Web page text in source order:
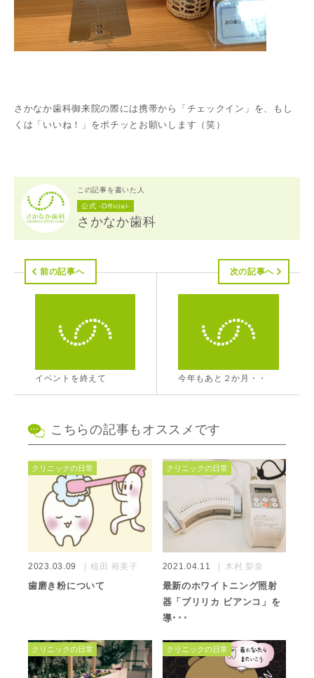
さかなか歯科御来院の際には携帯から「チェックイン」を、もし
くは「いいね！」をポチッとお願いします（笑）
この記事を書いた人
公式 -Official-
さかなか歯科
前の記事へ
イベントを終えて
次の記事へ
今年もあと２か月・・
こちらの記事もオススメです
クリニックの日常
2023.03.09 植田 裕美子
歯磨き粉について
クリニックの日常
2021.04.11 木村 梨奈
最新のホワイトニング照射
器「ブリリカ ビアンコ」を
導･･･
クリニックの日常 クリニックの日常